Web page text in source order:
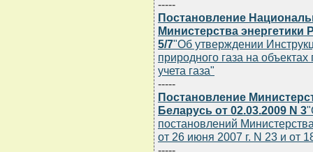
-----
Постановление
Министерства энергетики
5/7"Об утверждении
природного газа на
учета газа"
-----
Постановление
Беларусь от 02.03.2009 N 3
постановлений
от 26 июня 2007 г. N 23 и от